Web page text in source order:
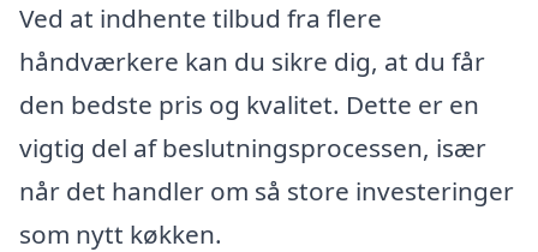
Ved at indhente tilbud fra flere
håndværkere kan du sikre dig, at du får
den bedste pris og kvalitet. Dette er en
vigtig del af beslutningsprocessen, især
når det handler om så store investeringer
som nytt køkken.